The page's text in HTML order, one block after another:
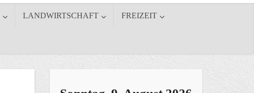
LANDWIRTSCHAFT FREIZEIT